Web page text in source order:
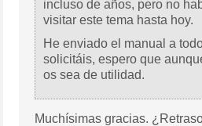
incluso de años, pero no
visitar este tema hasta hoy.
He enviado el manual a
solicitáis, espero que
os sea de utilidad.
Muchísimas gracias.